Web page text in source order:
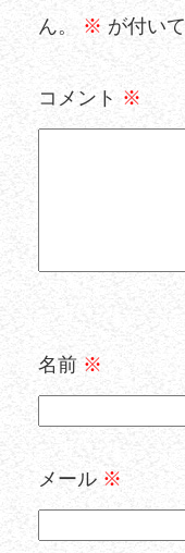
ん。
※ が付い
コメント ※
名前 ※
メール ※